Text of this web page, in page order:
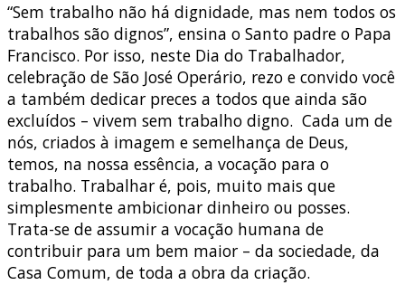
“Sem trabalho não há dignidade, mas nem todos os
trabalhos são dignos”, ensina o Santo padre o Papa
Francisco. Por isso, neste Dia do Trabalhador,
celebração de São José Operário, rezo e convido você
a também dedicar preces a todos que ainda são
excluídos – vivem sem trabalho digno. Cada um de
nós, criados à imagem e semelhança de Deus,
temos, na nossa essência, a vocação para o
trabalho. Trabalhar é, pois, muito mais que
simplesmente ambicionar dinheiro ou posses.
Trata-se de assumir a vocação humana de
contribuir para um bem maior – da sociedade, da
Casa Comum, de toda a obra da criação.